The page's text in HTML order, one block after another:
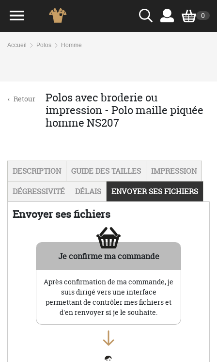
0
Accueil Polos Homme
‹ Retour
Polos avec broderie ou
impression - Polo maille piquée
homme NS207
DESCRIPTION GUIDE DES TAILLES
IMPRESSION
DÉGRESSIVITÉ
DÉLAIS ENVOYER SES FICHIERS
Envoyer ses fichiers
Je confirme ma commande
Après confirmation de ma commande, je
suis dirigé vers une interface
permettant de contrôler mes fichiers et
d'en renvoyer si je le souhaite.